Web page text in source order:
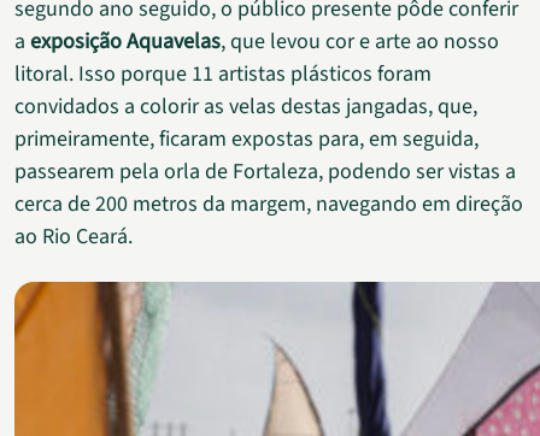
segundo ano seguido, o público presente pôde conferir
a exposiçãoAquavelas, que levou cor e arte ao nosso
litoral. Isso porque 11 artistas plásticos foram
convidados a colorir as velas destas jangadas, que,
primeiramente, ficaram expostas para, em seguida,
passearem pela orla de Fortaleza, podendo ser vistas a
cerca de 200 metros da margem, navegando em direção
ao Rio Ceará.